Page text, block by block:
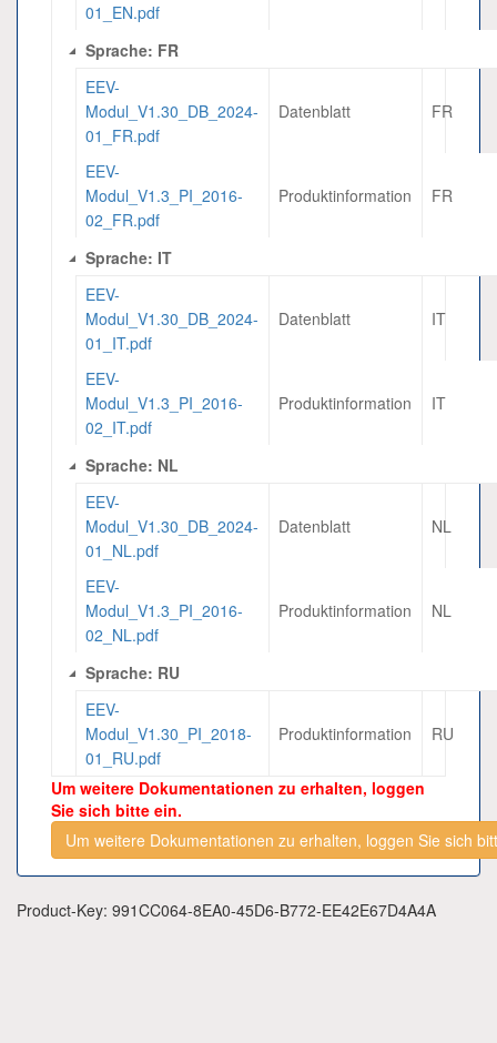
01_EN.pdf
Sprache: FR
EEV-
Modul_V1.30_DB_2024-
01_FR.pdf
Datenblatt FR
EEV-
Modul_V1.3_PI_2016-
02_FR.pdf
Produktinformation FR
Sprache: IT
EEV-
Modul_V1.30_DB_2024-
01_IT.pdf
Datenblatt IT
EEV-
Modul_V1.3_PI_2016-
02_IT.pdf
Produktinformation IT
Sprache: NL
EEV-
Modul_V1.30_DB_2024-
01_NL.pdf
Datenblatt NL
EEV-
Modul_V1.3_PI_2016-
02_NL.pdf
Produktinformation NL
Sprache: RU
EEV-
Modul_V1.30_PI_2018-
01_RU.pdf
Produktinformation RU
Um weitere Dokumentationen zu erhalten, loggen
Sie sich bitte ein.
Um weitere Dokumentationen zu erhalten, loggen Sie sich
Product-Key: 991CC064-8EA0-45D6-B772-EE42E67D4A4A